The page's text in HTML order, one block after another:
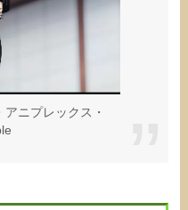
ニプレックス・